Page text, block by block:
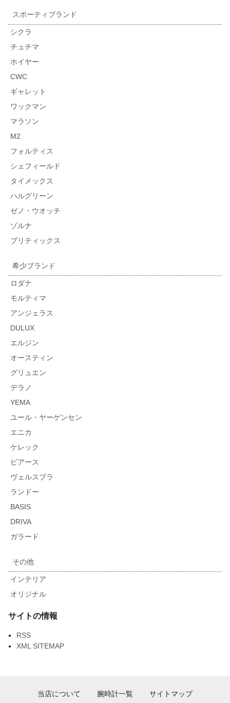
スポーティブランド
シクラ
チュチマ
ホイヤー
CWC
ギャレット
ワックマン
マラソン
M2
フォルティス
シェフィールド
タイメックス
ハルグリーン
ゼノ・ウオッチ
ゾルナ
ブリティックス
希少ブランド
ロダナ
モルティマ
アンジェラス
DULUX
エルジン
オースティン
グリュエン
デラノ
YEMA
ユール・ヤーゲンセン
エニカ
ケレック
ピアース
ヴェルスブラ
ランドー
BASIS
DRIVA
ガラード
その他
インテリア
オリジナル
サイトの情報
RSS
XML SITEMAP
当店について 腕時計一覧 サイトマップ